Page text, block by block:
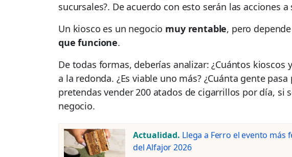
sucursales?. De acuerdo con esto serán las acciones a
Un kiosco es un negocio muy rentable, pero
que funcione.
De todas formas, deberías analizar: ¿Cuántos kioscos
a la redonda. ¿Es viable uno más? ¿Cuánta gente
pretendas vender 200 atados de cigarrillos por día, si
negocio.
Actualidad. Llega a Ferro el evento
del Alfajor 2026